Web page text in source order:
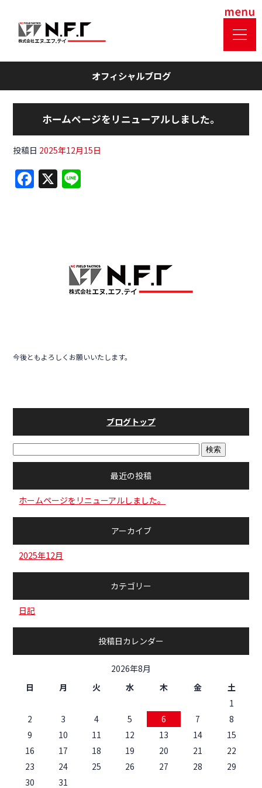
オフィシャルブログ
ホームページをリニューアルしました。
投稿日 2025年12月15日
F
a
X
今後ともよろしくお願いいたします。
ブログトップ
最近の投稿
ホームページをリニューアルしました。
アーカイブ
2025年12月
カテゴリー
日記
投稿日カレンダー
2026年8月
日
月 火 水 木 金
土
1
2
3 4 5 6 7
8
9
10 11 12 13 14
15
16
17 18 19 20 21
22
23
24 25 26 27 28
29
30
31